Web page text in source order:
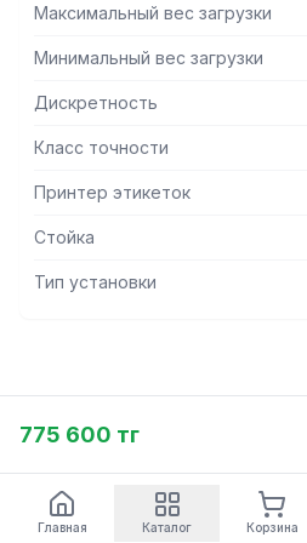
Максимальный вес загрузки
Минимальный вес загрузки
Дискретность
Класс точности
Принтер этикеток
Стойка
Тип установки
775 600 тг
Главная Каталог Корзина